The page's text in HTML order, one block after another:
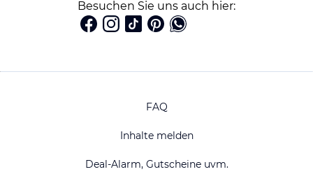
Besuchen Sie uns auch hier:
FAQ
Inhalte melden
Deal-Alarm, Gutscheine uvm.